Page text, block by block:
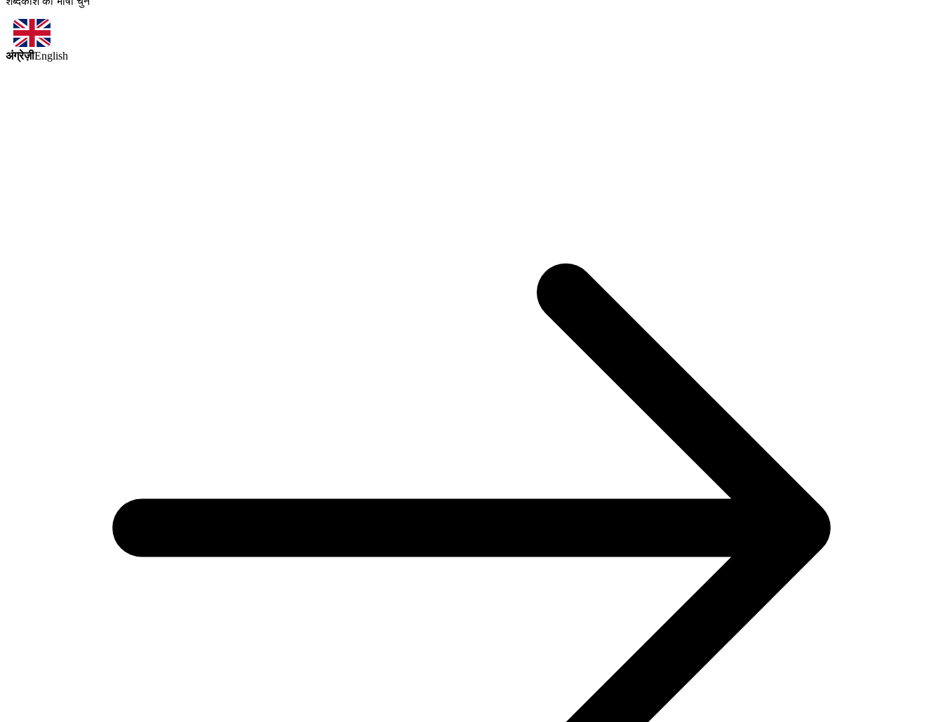
अंग्रेज़ीEnglish